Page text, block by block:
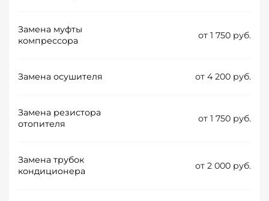
Замена муфты
компрессора
от 1 750 руб.
Замена осушителя от 4 200 руб.
Замена резистора
отопителя
от 1 750 руб.
Замена трубок
кондиционера
от 2 000 руб.